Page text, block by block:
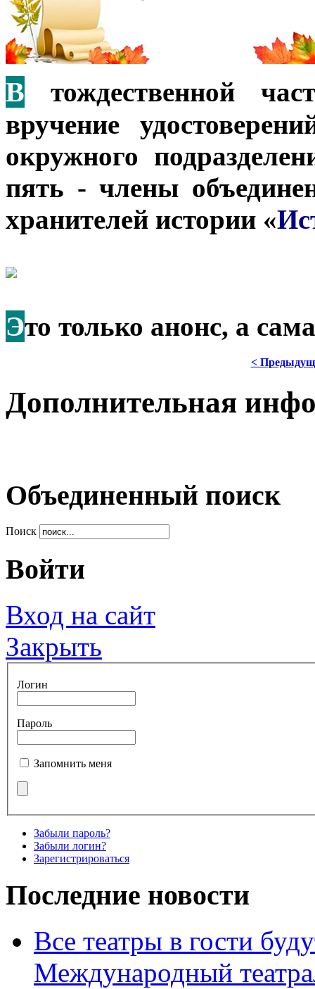
В тождественной
вручение
окружного
пять - члены
хранителей истории «
Это только анонс, а
<
Дополнительная
Объединенный поиск
Поиск
Войти
Вход на сайт
Закрыть
Логин
Пароль
Запомнить меня
Забыли пароль?
Забыли логин?
Зарегистрироваться
Последние новости
Все театры в гости
Международный